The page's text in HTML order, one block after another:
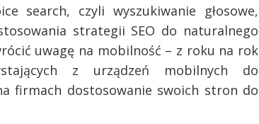
search, czyli wyszukiwanie głosowe,
strategii SEO do naturalnego
uwagę na mobilność – z roku na rok
z urządzeń mobilnych do
firmach dostosowanie swoich stron do